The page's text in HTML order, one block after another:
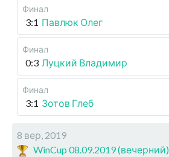
Финал
3:1 Павлюк Олег
Финал
0:3 Луцкий Владимир
Финал
3:1 Зотов Глеб
8 вер, 2019
WinCup 08.09.2019 (вечерний)